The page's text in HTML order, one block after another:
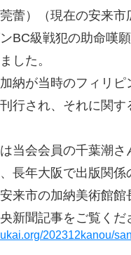
蕾）（現在の安来市
BC級戦犯の助命嘆
した。
納が当時のフィリ
行され、それに関
当会会員の千葉潮
長年大阪で出版関
来市の加納美術館館
新聞記事をご覧くだ
202312kanou/